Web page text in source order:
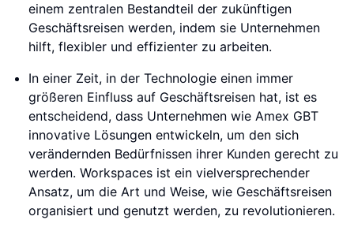
einem zentralen Bestandteil der zukünftigen
Geschäftsreisen werden, indem sie Unternehmen
hilft, flexibler und effizienter zu arbeiten.
In einer Zeit, in der Technologie einen immer
größeren Einfluss auf Geschäftsreisen hat, ist es
entscheidend, dass Unternehmen wie Amex GBT
innovative Lösungen entwickeln, um den sich
verändernden Bedürfnissen ihrer Kunden gerecht zu
werden. Workspaces ist ein vielversprechender
Ansatz, um die Art und Weise, wie Geschäftsreisen
organisiert und genutzt werden, zu revolutionieren.